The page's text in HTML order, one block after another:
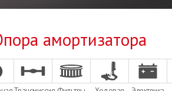
амортизатора